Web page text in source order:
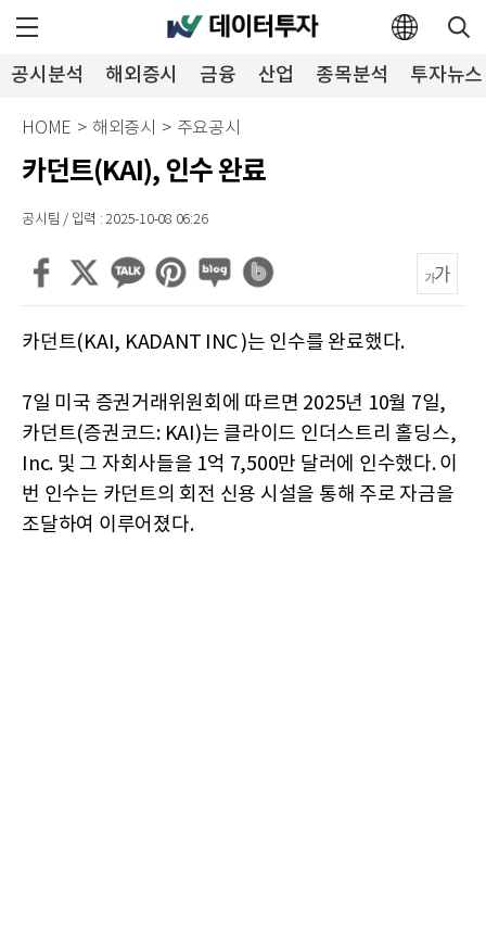
공시분석 해외증시 금융 산업 종목분석 투자뉴스
HOME > 해외증시 > 주요공시
카던트(KAI), 인수 완료
공시팀 / 입력 : 2025-10-08 06:26
카던트(KAI, KADANT INC )는 인수를 완료했다.
7일 미국 증권거래위원회에 따르면 2025년 10월 7일,
카던트(증권코드: KAI)는 클라이드 인더스트리 홀딩스,
Inc. 및 그 자회사들을 1억 7,500만 달러에 인수했다. 이
번 인수는 카던트의 회전 신용 시설을 통해 주로 자금을
조달하여 이루어졌다.